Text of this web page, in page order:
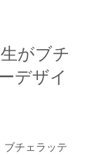
がブチ
デザイ
ブチェラッテ